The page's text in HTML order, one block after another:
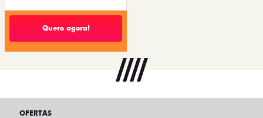
Quero agora!
OFERTAS